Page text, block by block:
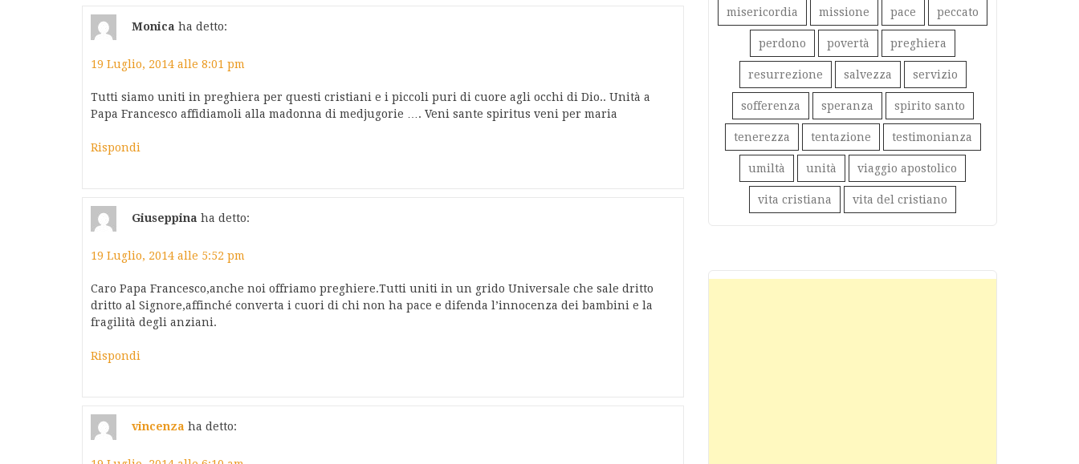
Monica ha detto:
19 Luglio, 2014 alle 8:01 pm
Tutti siamo uniti in preghiera per questi cristiani e i piccoli puri di cuore agli occhi di Dio.. Unità a
Papa Francesco affidiamoli alla madonna di medjugorie …. Veni sante spiritus veni per maria
Rispondi
Giuseppina ha detto:
19 Luglio, 2014 alle 5:52 pm
Caro Papa Francesco,anche noi offriamo preghiere.Tutti uniti in un grido Universale che sale dritto
dritto al Signore,affinché converta i cuori di chi non ha pace e difenda l’innocenza dei bambini e la
fragilità degli anziani.
Rispondi
vincenza ha detto:
misericordia missione pace peccato
perdono povertà preghiera
resurrezione salvezza servizio
sofferenza speranza spirito santo
tenerezza tentazione testimonianza
umiltà unità viaggio apostolico
vita cristiana vita del cristiano